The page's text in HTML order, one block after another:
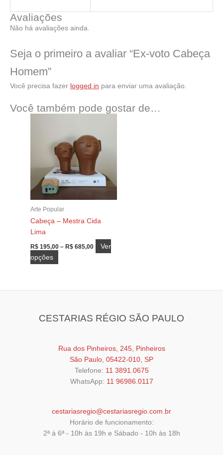
Avaliações
Não há avaliações ainda.
Seja o primeiro a avaliar “Ex-voto Cabeça
Homem”
Você precisa fazer logged in para enviar uma avaliação.
Você também pode gostar de…
Arte Popular
Cabeça – Mestra Cida
Lima
R$ 195,00 – R$ 685,00Faixa
de
Ver
opções
várias
opções
ser
escolhidas
página
CESTARIAS RÉGIO SÃO PAULO
Rua dos Pinheiros, 245, Pinheiros
São Paulo, 05422-010, SP
Telefone: 11 3891.0675
WhatsApp: 11 96986.0117
cestariasregio@cestariasregio.com.br
Horário de funcionamento:
2ª à 6ª - 10h às 19h e Sábado - 10h às 18h